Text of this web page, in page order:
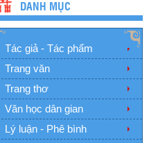
DANH MỤC
Tác giả - Tác phẩm
Trang văn
Trang thơ
Văn học dân gian
Lý luận - Phê bình